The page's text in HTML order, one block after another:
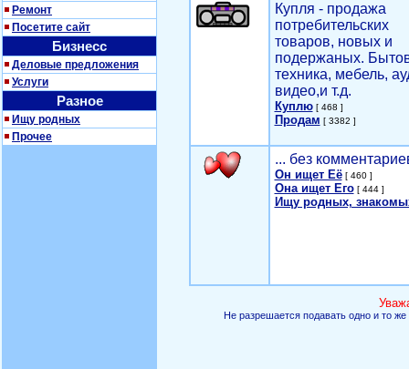
Ремонт
Посетите сайт
Бизнесс
Деловые предложения
Услуги
Разное
Ищу родных
Прочее
Купля - продажа
потребительских
товаров, новых и
подержаных.
техника, мебель,
видео,и т.д.
Куплю[ 468 ]
Продам [ 3382 ]
... без
Он ищет Её[ 460 ]
Она ищет Его[ 444 ]
Ищу родных,
Не разрешается подавать одно и то